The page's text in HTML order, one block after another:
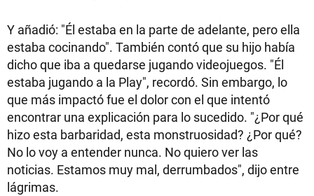
Y añadió: "Él estaba en la parte de adelante, pero ella
estaba cocinando". También contó que su hijo había
dicho que iba a quedarse jugando videojuegos. "Él
estaba jugando a la Play", recordó. Sin embargo, lo
que más impactó fue el dolor con el que intentó
encontrar una explicación para lo sucedido. "¿Por qué
hizo esta barbaridad, esta monstruosidad? ¿Por qué?
No lo voy a entender nunca. No quiero ver las
noticias. Estamos muy mal, derrumbados", dijo entre
lágrimas.